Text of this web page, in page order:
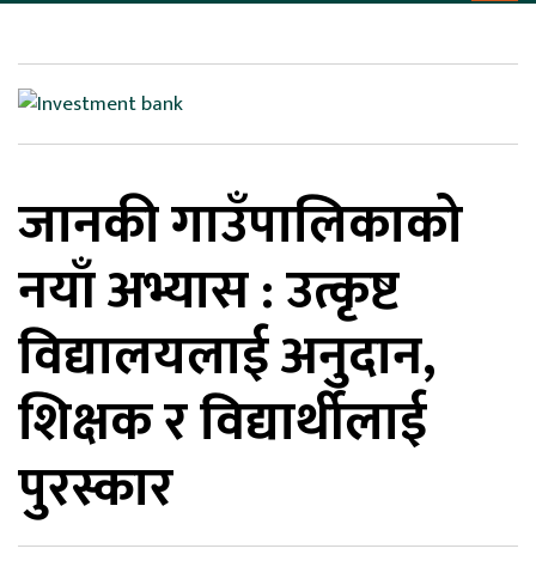
जानकी गाउँपालिकाको
नयाँ अभ्यास : उत्कृष्ट
विद्यालयलाई अनुदान,
शिक्षक र विद्यार्थीलाई
पुरस्कार